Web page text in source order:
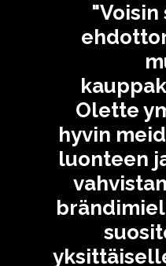
Olette
hyvin
luonteen